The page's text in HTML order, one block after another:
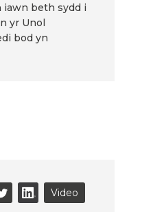
iawn beth sydd i
yr Unol
bod yn
Video